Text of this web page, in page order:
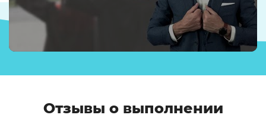
Отзывы о выполнении